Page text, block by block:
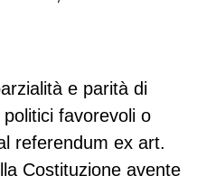
e parità di
favorevoli o
referendum ex art.
Costituzione avente